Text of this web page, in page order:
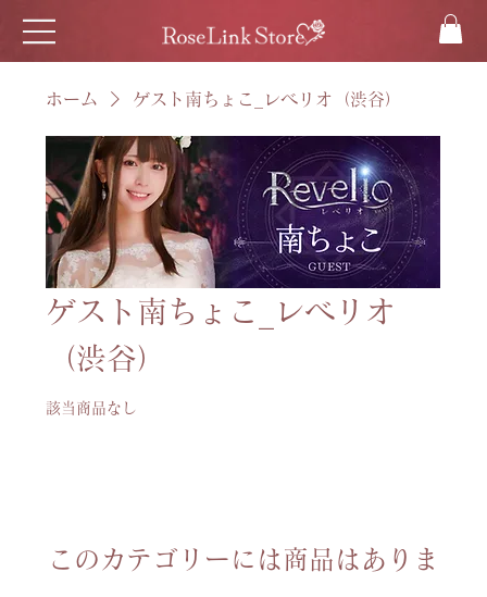
ホーム ゲスト南ちょこ_レベリオ（渋谷）
ゲスト南ちょこ_レベリオ
（渋谷）
該当商品なし
このカテゴリーには商品はありま